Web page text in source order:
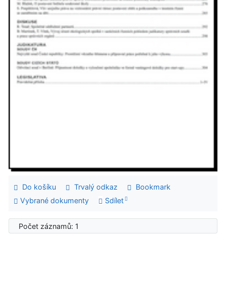
Do košíku Trvalý odkaz
Bookmark
Vybrané dokumenty
Sdílet
Počet záznamů: 1